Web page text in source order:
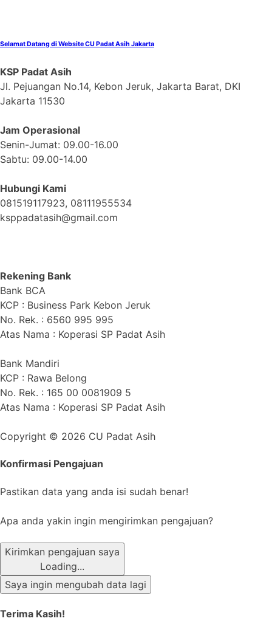
Selamat Datang di Website CU Padat Asih Jakarta
KSP Padat Asih
Jl. Pejuangan No.14, Kebon Jeruk, Jakarta Barat, DKI
Jakarta 11530
Jam Operasional
Senin-Jumat: 09.00-16.00
Sabtu: 09.00-14.00
Hubungi Kami
081519117923, 08111955534
ksppadatasih@gmail.com
Rekening Bank
Bank BCA
KCP : Business Park Kebon Jeruk
No. Rek. : 6560 995 995
Atas Nama : Koperasi SP Padat Asih
Bank Mandiri
KCP : Rawa Belong
No. Rek. : 165 00 0081909 5
Atas Nama : Koperasi SP Padat Asih
Copyright © 2026 CU Padat Asih
Konfirmasi Pengajuan
Pastikan data yang anda isi sudah benar!
Apa anda yakin ingin mengirimkan pengajuan?
Kirimkan pengajuan saya
Loading...
Saya ingin mengubah data lagi
Terima Kasih!